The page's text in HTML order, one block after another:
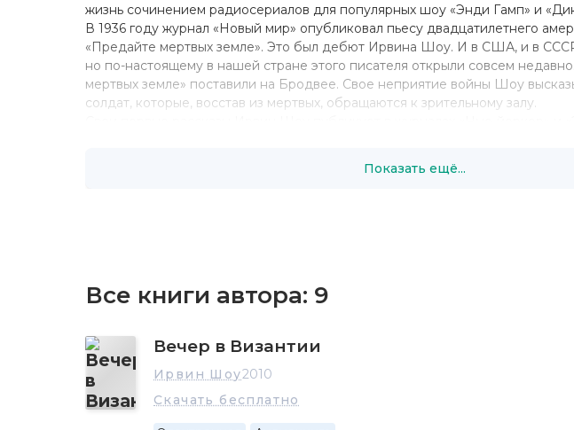
жизнь сочинением радиосериалов для популярных шоу «Энди Гамп» и
В 1936 году журнал «Новый мир» опубликовал пьесу двадцатилетнего
«Предайте мертвых земле». Это был дебют Ирвина Шоу. И в США, и в
но по-настоящему в нашей стране этого писателя открыли совсем
мертвых земле» поставили на Бродвее. Свое неприятие войны Шоу
солдат, которые, восстав из мертвых, обращаются к зрительному залу.
В 1940-х Шоу пишет сценарии к нескольким фильмам.
сторону событий и сам феномен фашизма. «Молодые львы» содержат в
воспитания, духовного возмужания, обретения зрелости. Это качество
схватке с фашизмом, не утрачивая сознания исторической значимости
жизнь. Фашизм истолкован Шоу как свидетельство банкротства
иллюзий, игнорирующих реальную противоречивость начал, заложенных в
фанатизма, овладевающего толпой. Роман был экранизирован в 1958 году.
В течение 1950-х Шоу написал несколько киносценариев, в том числе
Показать ещё...
Все книги автора: 9
Вечер в Византии
Ирвин Шоу2010
Скачать бесплатно